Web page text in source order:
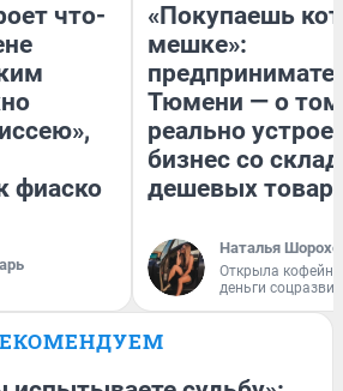
что-
фиаско
«Покупаешь
мешке»:
Тюмени — о
реально
бизнес со
дешевых
Наталья
Открыла
деньги